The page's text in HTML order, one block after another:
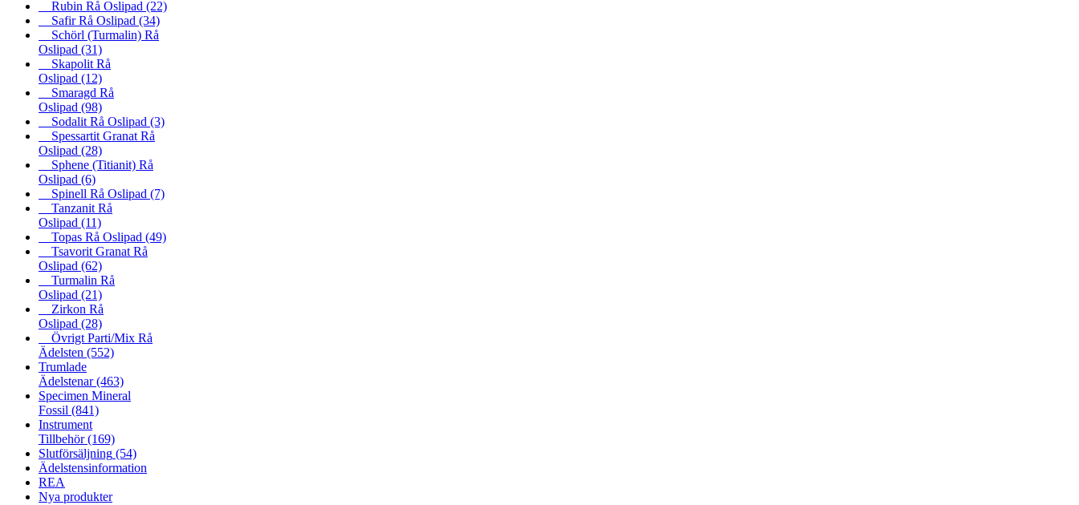
Rubin Rå Oslipad (22)
Safir Rå Oslipad (34)
Schörl (Turmalin) Rå
Oslipad (31)
Skapolit Rå
Oslipad (12)
Smaragd Rå
Oslipad (98)
Sodalit Rå Oslipad (3)
Spessartit Granat Rå
Oslipad (28)
Sphene (Titianit) Rå
Oslipad (6)
Spinell Rå Oslipad (7)
Tanzanit Rå
Oslipad (11)
Topas Rå Oslipad (49)
Tsavorit Granat Rå
Oslipad (62)
Turmalin Rå
Oslipad (21)
Zirkon Rå
Oslipad (28)
Övrigt Parti/Mix Rå
Ädelsten (552)
Trumlade
Ädelstenar(463)
Specimen Mineral
Fossil (841)
Instrument
Tillbehör(169)
Slutförsäljning (54)
Ädelstensinformation
REA
Nya produkter